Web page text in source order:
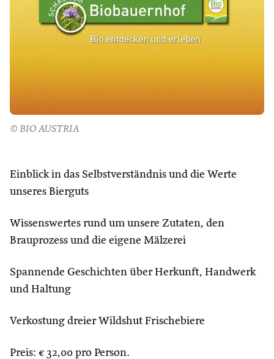
© BIO AUSTRIA
Einblick in das Selbstverständnis und die Werte
unseres Bierguts
Wissenswertes rund um unsere Zutaten, den
Brauprozess und die eigene Mälzerei
Spannende Geschichten über Herkunft, Handwerk
und Haltung
Verkostung dreier Wildshut Frischebiere
Preis: € 32,00 pro Person.